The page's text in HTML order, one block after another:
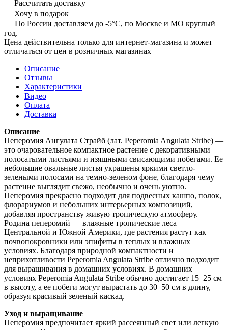
Рассчитать доставку
Хочу в подарок
По России доставляем до -5°C, по Москве и МО круглый
год.
Цена действительна только для интернет-магазина и может
отличаться от цен в розничных магазинах
Описание
Отзывы
Характеристики
Видео
Оплата
Доставка
Описание
Пеперомия Ангулата Страйб (лат. Peperomia Angulata Stribe) —
это очаровательное компактное растение с декоративными
полосатыми листьями и изящными свисающими побегами. Ее
небольшие овальные листья украшены яркими светло-
зелеными полосами на темно-зеленом фоне, благодаря чему
растение выглядит свежо, необычно и очень уютно.
Пеперомия прекрасно подходит для подвесных кашпо, полок,
флорариумов и небольших интерьерных композиций,
добавляя пространству живую тропическую атмосферу.
Родина пеперомий — влажные тропические леса
Центральной и Южной Америки, где растения растут как
почвопокровники или эпифиты в теплых и влажных
условиях. Благодаря природной компактности и
неприхотливости Peperomia Angulata Stribe отлично подходит
для выращивания в домашних условиях. В домашних
условиях Peperomia Angulata Stribe обычно достигает 15–25 см
в высоту, а ее побеги могут вырастать до 30–50 см в длину,
образуя красивый зеленый каскад.
Уход и выращивание
Пеперомия предпочитает яркий рассеянный свет или легкую